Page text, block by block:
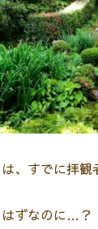
、すでに拝観
ずなのに…？